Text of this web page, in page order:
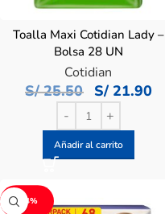
Toalla Maxi Cotidian Lady –
Bolsa 28 UN
Cotidian
S/25.50 S/21.90
Añadir al carrito
-14%